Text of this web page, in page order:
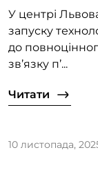
У центрі
запуску
до
зв’язку п’...
Читати
10 листопада,